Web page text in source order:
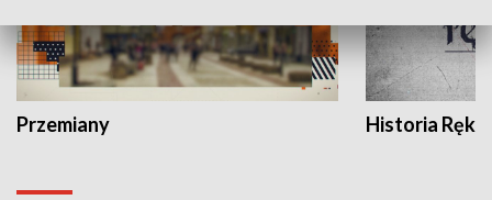
Przemiany Historia Ręką